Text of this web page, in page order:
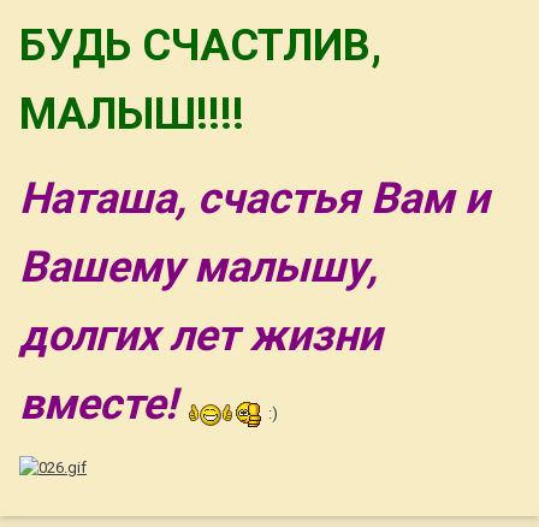
БУДЬ СЧАСТЛИВ,
МАЛЫШ!!!!
Наташа, счастья Вам и
Вашему малышу,
долгих лет жизни
вместе!
:)